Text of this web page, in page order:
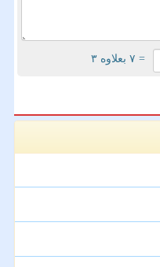
= ۷ بعلاوه ۳